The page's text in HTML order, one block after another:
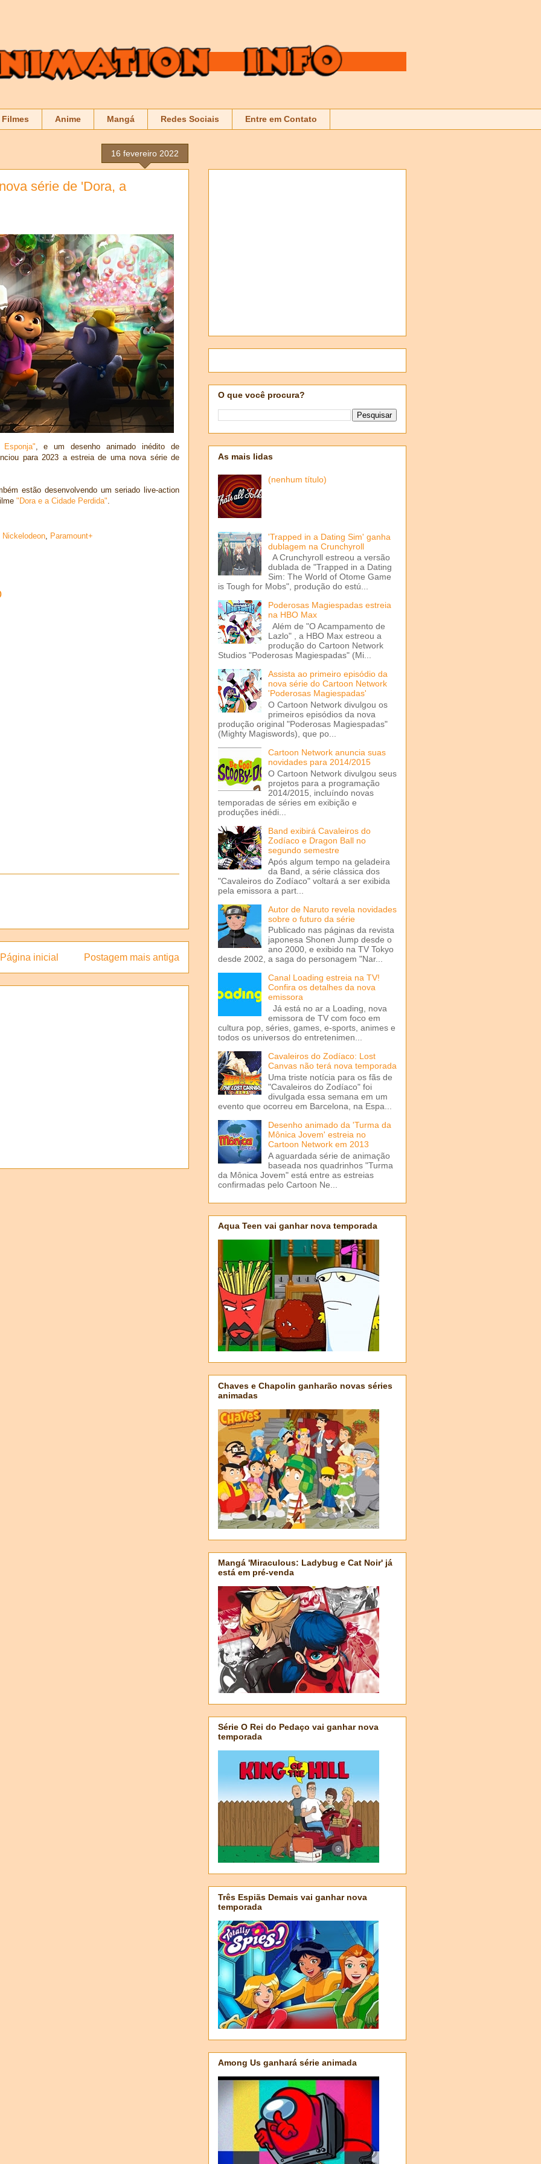
Filmes Anime Mangá Redes Sociais Entre em Contato
16 fevereiro 2022
série de 'Dora, a
, e um desenho animado inédito de
para 2023 a estreia de uma nova série de
estão desenvolvendo um seriado live-action
"Dora e a Cidade Perdida"
Nickelodeon, Paramount+
Postagem mais antiga
Página inicial
O que você procura?
As mais lidas
(nenhum título)
'Trapped in a Dating Sim' ganha
dublagem na Crunchyroll
A Crunchyroll estreou a versão
dublada de "Trapped in a Dating
Sim: The World of Otome Game
is Tough for Mobs", produção do estú...
Poderosas Magiespadas estreia
na HBO Max
Além de "O Acampamento de
Lazlo" , a HBO Max estreou a
produção do Cartoon Network
Studios "Poderosas Magiespadas" (Mi...
Assista ao primeiro episódio da
nova série do Cartoon Network
'Poderosas Magiespadas'
O Cartoon Network divulgou os
primeiros episódios da nova
produção original "Poderosas Magiespadas"
(Mighty Magiswords), que po...
Cartoon Network anuncia suas
novidades para 2014/2015
O Cartoon Network divulgou seus
projetos para a programação
2014/2015, incluíndo novas
temporadas de séries em exibição e
produções inédi...
Band exibirá Cavaleiros do
Zodíaco e Dragon Ball no
segundo semestre
Após algum tempo na geladeira
da Band, a série clássica dos
"Cavaleiros do Zodíaco" voltará a ser exibida
pela emissora a part...
Autor de Naruto revela novidades
sobre o futuro da série
Publicado nas páginas da revista
japonesa Shonen Jump desde o
ano 2000, e exibido na TV Tokyo
desde 2002, a saga do personagem "Nar...
Canal Loading estreia na TV!
Confira os detalhes da nova
emissora
Já está no ar a Loading, nova
emissora de TV com foco em
cultura pop, séries, games, e-sports, animes e
todos os universos do entretenimen...
Cavaleiros do Zodíaco: Lost
Canvas não terá nova temporada
Uma triste notícia para os fãs de
"Cavaleiros do Zodíaco" foi
divulgada essa semana em um
evento que ocorreu em Barcelona, na Espa...
Desenho animado da 'Turma da
Mônica Jovem' estreia no
Cartoon Network em 2013
A aguardada série de animação
baseada nos quadrinhos "Turma
da Mônica Jovem" está entre as estreias
confirmadas pelo Cartoon Ne...
Aqua Teen vai ganhar nova temporada
Chaves e Chapolin ganharão novas séries
animadas
Mangá 'Miraculous: Ladybug e Cat Noir' já
está em pré-venda
Série O Rei do Pedaço vai ganhar nova
temporada
Três Espiãs Demais vai ganhar nova
temporada
Among Us ganhará série animada